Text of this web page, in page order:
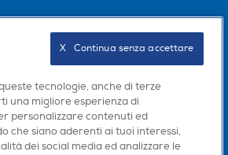
tecnologie, anche di terze
una migliore esperienza di
personalizzare contenuti ed
che siano aderenti ai tuoi interessi,
dei social media ed analizzare le
X   Continua senza accettare